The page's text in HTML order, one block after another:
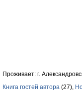
Проживает: г.
Книга гостей автора (27),